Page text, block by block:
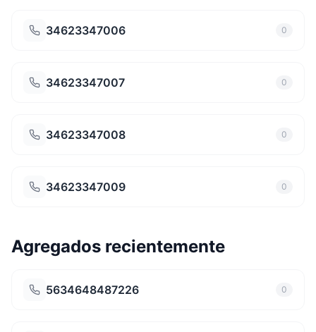
34623347006 0
34623347007 0
34623347008 0
34623347009 0
Agregados recientemente
5634648487226 0